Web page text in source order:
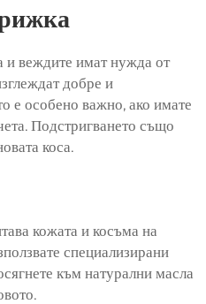
и веждите имат нужда от
добре и
е особено важно, ако имате
Подстригването също
коса.
кожата и косъма на
специализирани
към натурални масла